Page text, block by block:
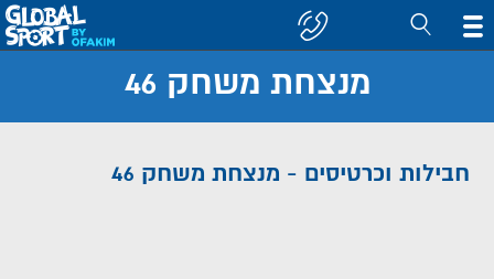
קבוצה/יעד
מנצחת משחק 46
חבילות וכרטיסים - מנצחת משחק 46